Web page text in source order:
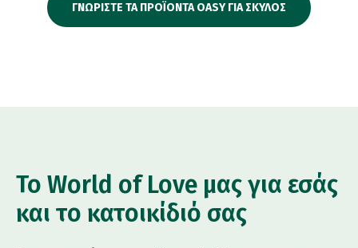
ΓΝΩΡΙΣΤΕ ΤΑ ΠΡΟΪΟΝΤΑ OASY ΓΙΑ ΣΚΥΛΟΣ
Το World of Love μας για εσάς
και το κατοικίδιό σας